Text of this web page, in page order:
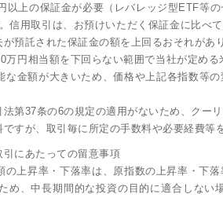
上の保証金が必要（レバレッジ型ETF等
信用取引は、お預けいただく保証金に比
預託された保証金の額を上回るおそれがあり
円相当額を下回らない範囲で当社が定め
金額が大きいため、価格や上記各指数等
第37条の6の規定の適用がないため、クー
すが、取引毎に所定の手数料や必要経費等
にあたっての留意事項
上昇率・下落率は、原指数の上昇率・下
め、中長期間的な投資の目的に適合しな